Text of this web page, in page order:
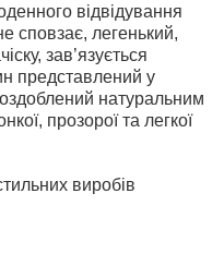
відвідування
сповзає, легенький,
зав’язується
представлений у
натуральним
прозорої та легкої
виробів